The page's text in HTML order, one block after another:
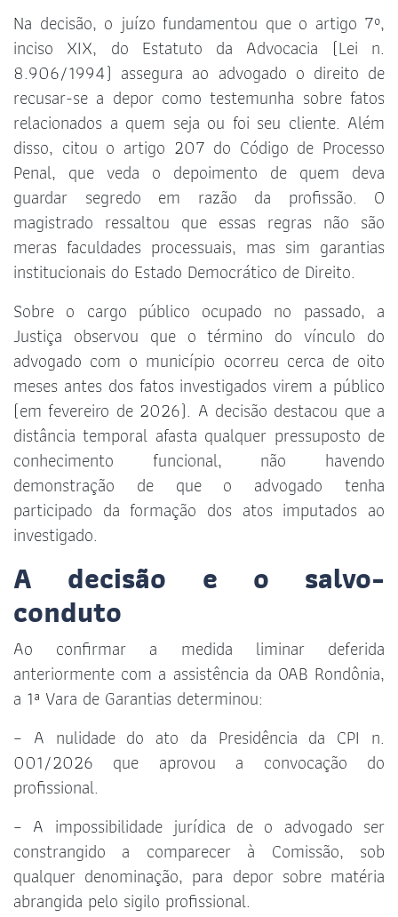
Na decisão, o juízo fundamentou que o artigo 7º,
inciso XIX, do Estatuto da Advocacia (Lei n.
8.906/1994) assegura ao advogado o direito de
recusar-se a depor como testemunha sobre fatos
relacionados a quem seja ou foi seu cliente. Além
disso, citou o artigo 207 do Código de Processo
Penal, que veda o depoimento de quem deva
guardar segredo em razão da profissão. O
magistrado ressaltou que essas regras não são
meras faculdades processuais, mas sim garantias
institucionais do Estado Democrático de Direito.
Sobre o cargo público ocupado no passado, a
Justiça observou que o término do vínculo do
advogado com o município ocorreu cerca de oito
meses antes dos fatos investigados virem a público
(em fevereiro de 2026). A decisão destacou que a
distância temporal afasta qualquer pressuposto de
conhecimento funcional, não havendo
demonstração de que o advogado tenha
participado da formação dos atos imputados ao
investigado.
A decisão e o salvo-
conduto
Ao confirmar a medida liminar deferida
anteriormente com a assistência da OAB Rondônia,
a 1ª Vara de Garantias determinou:
– A nulidade do ato da Presidência da CPI n.
001/2026 que aprovou a convocação do
profissional.
– A impossibilidade jurídica de o advogado ser
constrangido a comparecer à Comissão, sob
qualquer denominação, para depor sobre matéria
abrangida pelo sigilo profissional.